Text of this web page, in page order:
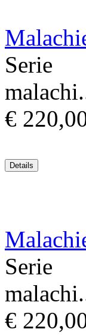
Serie :
€
Serie :
€